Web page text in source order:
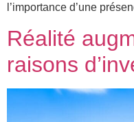
l’importance d’une
Réalité
raisons